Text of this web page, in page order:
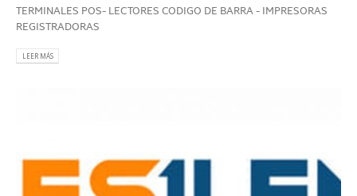
TERMINALES POS- LECTORES CODIGO DE BARRA - IMPRESORAS
REGISTRADORAS
LEER MÁS